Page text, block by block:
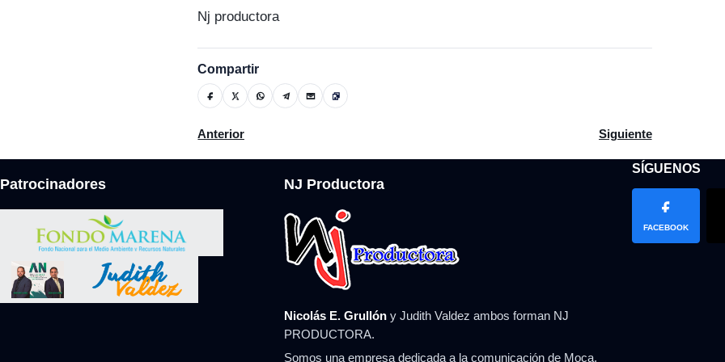
Nj productora
Compartir
Artículo anterior: Operación Falcón: Piden 18 meses prisión; audiencia será el domingo
Anterior Artículo siguiente:
Siguiente
Patrocinadores NJ Productora
Nicolás E. Grullóny Judith Valdez ambos forman NJ
PRODUCTORA.
Somos una empresa dedicada a la comunicación de Moca,
SÍGUENOS
FACEBOOK